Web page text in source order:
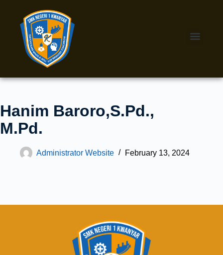
Hanim Baroro,S.Pd.,
M.Pd.
Administrator Website February 13, 2024